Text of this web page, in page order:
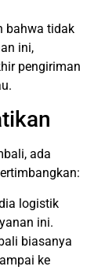
bahwa tidak
ini,
pengiriman
ada
logistik
ini.
biasanya
ke